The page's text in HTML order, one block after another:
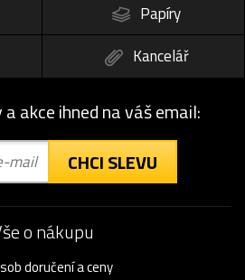
Papíry
Kancelář
akce ihned na váš email:
CHCI SLEVU
o nákupu
doručení a ceny